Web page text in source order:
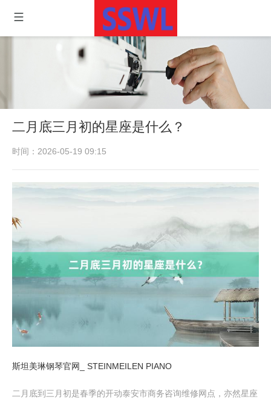
二月底三月初的星座是什么？
时间：2026-05-19 09:15
斯坦美琳钢琴官网_ STEINMEILEN PIANO
二月底到三月初是春季的开动泰安市商务咨询维修网点，亦然星座